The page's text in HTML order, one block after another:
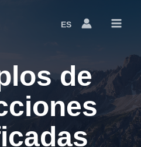
ESLanguage
de